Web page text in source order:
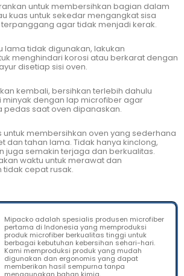
untuk membersihkan bagian dalam
kuas untuk sekedar mengangkat sisa
agar tidak menjadi kerak.
lama tidak digunakan, lakukan
menghindari korosi atau berkarat dengan
disetiap sisi oven.
kembali, bersihkan terlebih dahulu
dengan lap microfiber agar
saat oven dipanaskan.
membersihkan oven yang sederhana
dan tahan lama. Tidak hanya kinclong,
juga semakin terjaga dan berkualitas.
waktu untuk merawat dan
cepat rusak.
Mipacko adalah spesialis produsen microfiber
pertama di Indonesia yang memproduksi
produk microfiber berkualitas tinggi untuk
berbagai kebutuhan kebersihan sehari-hari.
Kami memproduksi produk yang mudah
digunakan dan ergonomis yang dapat
memberikan hasil sempurna tanpa